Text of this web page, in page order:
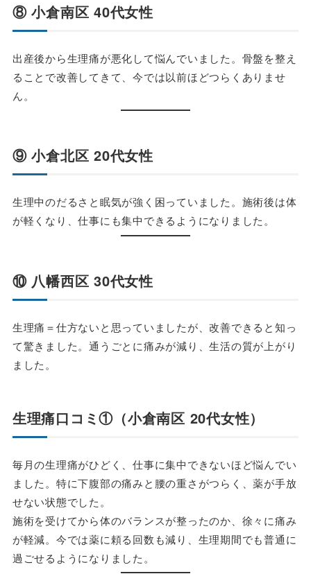
⑧ 小倉南区 40代女性
出産後から生理痛が悪化して悩んでいました。骨盤を整え
ることで改善してきて、今では以前ほどつらくありませ
ん。
⑨ 小倉北区 20代女性
生理中のだるさと眠気が強く困っていました。施術後は体
が軽くなり、仕事にも集中できるようになりました。
⑩ 八幡西区 30代女性
生理痛＝仕方ないと思っていましたが、改善できると知っ
て驚きました。通うごとに痛みが減り、生活の質が上がり
ました。
生理痛口コミ①（小倉南区 20代女性）
毎月の生理痛がひどく、仕事に集中できないほど悩んでい
ました。特に下腹部の痛みと腰の重さがつらく、薬が手放
せない状態でした。
施術を受けてから体のバランスが整ったのか、徐々に痛み
が軽減。今では薬に頼る回数も減り、生理期間でも普通に
過ごせるようになりました。